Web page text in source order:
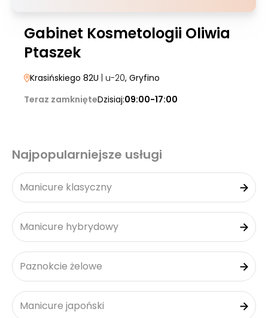
Gabinet Kosmetologii Oliwia
Ptaszek
Krasińskiego 82U | u-20, Gryfino
Teraz zamknięteDzisiaj:09:00-17:00
Najpopularniejsze usługi
Manicure klasyczny
Manicure hybrydowy
Paznokcie żelowe
Manicure japoński